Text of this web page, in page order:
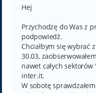
t
Hej
Przychodzę do Was z
podpowiedź.
Chciałbym się wybrać
30.03,
nawet całych
inter.it.
W sobotę